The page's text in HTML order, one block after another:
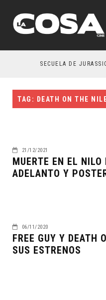
SECUELA DE
TAG: DEATH ON THE
21/12/2021
MUERTE EN EL NILO
ADELANTO Y
06/11/2020
FREE GUY Y DEATH
SUS ESTRENOS